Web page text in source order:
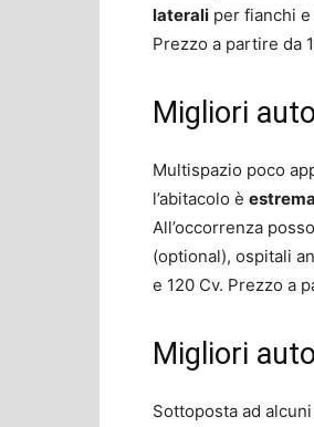
laterali per fianchi e
Prezzo a partire da
Migliori
Multispazio poco
l’abitacolo è
All’occorrenza
(optional), ospitali
e 120 Cv. Prezzo a
Migliori
Sottoposta ad